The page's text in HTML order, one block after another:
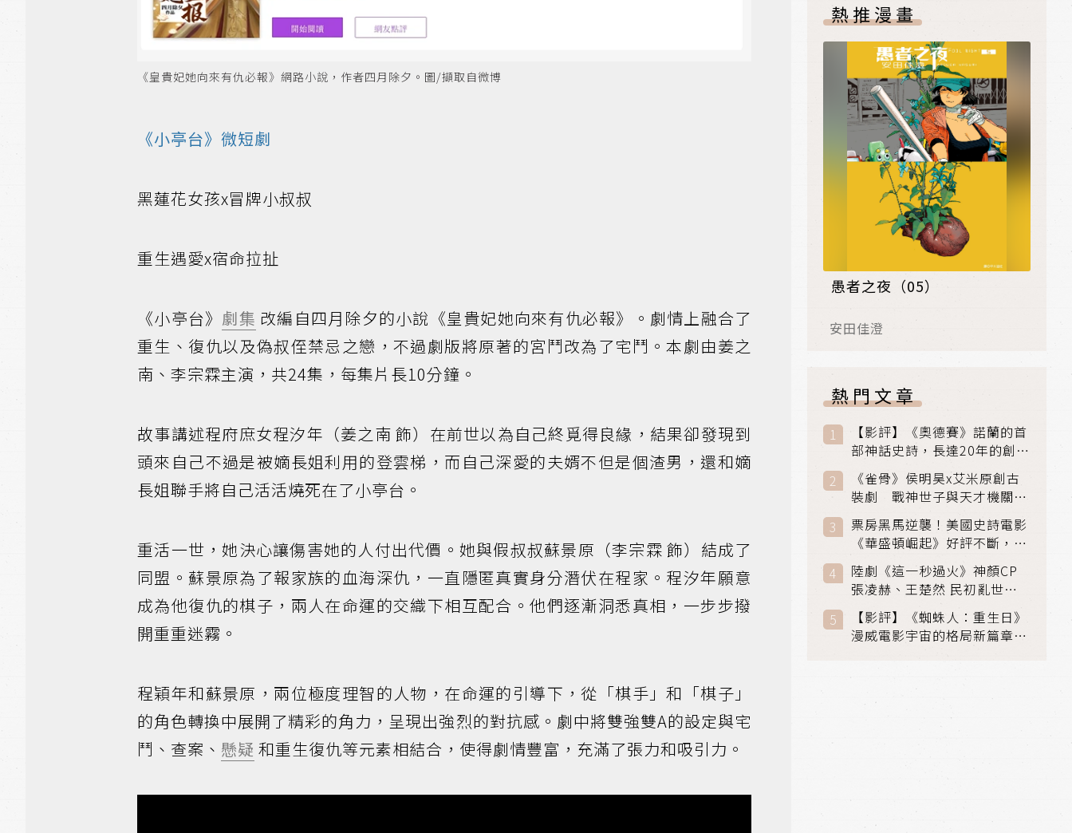
《皇貴妃她向來有仇必報》網路小說，作者四月除夕。圖/擷取自微博
《小亭台》微短劇
黑蓮花女孩x冒牌小叔叔
重生遇愛x宿命拉扯
《小亭台》 劇集 改編自四月除夕的小說《皇貴妃她向來有仇必報》。劇情上融合了
重生、復仇以及偽叔侄禁忌之戀，不過劇版將原著的宮鬥改為了宅鬥。本劇由姜之
南、李宗霖主演，共24集，每集片長10分鐘。
故事講述程府庶女程汐年（姜之南 飾）在前世以為自己終覓得良緣，結果卻發現到
頭來自己不過是被嫡長姐利用的登雲梯，而自己深愛的夫婿不但是個渣男，還和嫡
長姐聯手將自己活活燒死在了小亭台。
重活一世，她決心讓傷害她的人付出代價。她與假叔叔蘇景原（李宗霖 飾）結成了
同盟。蘇景原為了報家族的血海深仇，一直隱匿真實身分潛伏在程家。程汐年願意
成為他復仇的棋子，兩人在命運的交織下相互配合。他們逐漸洞悉真相，一步步撥
開重重迷霧。
程穎年和蘇景原，兩位極度理智的人物，在命運的引導下，從「棋手」和「棋子」
的角色轉換中展開了精彩的角力，呈現出強烈的對抗感。劇中將雙強雙A的設定與宅
鬥、查案、 懸疑 和重生復仇等元素相結合，使得劇情豐富，充滿了張力和吸引力。
熱推漫畫
愚者之夜（05）
安田佳澄
熱門文章
【影評】《奧德賽》諾蘭的首
部神話史詩，長達20年的創傷
與贖罪之旅
《雀骨》侯明昊x艾米原創古
裝劇 戰神世子與天才機關師
聯手攻克身世之謎
票房黑馬逆襲！美國史詩電影
《華盛頓崛起》好評不斷，輾
壓《玩具總動員5》、《超少
女》
陸劇《這一秒過火》神顏CP
張凌赫、王楚然 民初亂世、
家仇國難也要大談禁忌叔嫂戀
【影評】《蜘蛛人：重生日》
漫威電影宇宙的格局新篇章，